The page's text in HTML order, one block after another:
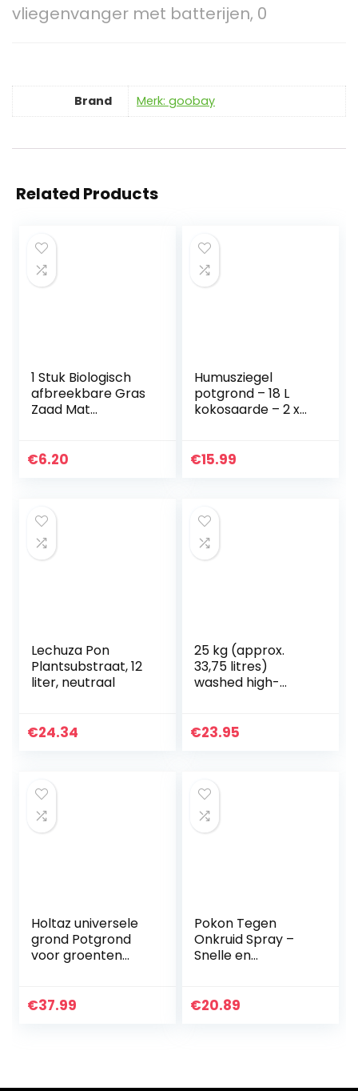
vliegenvanger met batterijen, 0
Brand Merk: goobay
Related Products
1 Stuk Biologisch
afbreekbare Gras
Zaad Mat
Gazon Achtertuin
€6.20
Humusziegel
potgrond – 18 L
kokosaarde – 2 x
natuurlijk & turf vrij
€15.99
Lechuza Pon
Plantsubstraat, 12
liter, neutraal
€24.34
25 kg (approx.
33,75 litres)
washed high-
substrate cactus
€23.95
Holtaz universele
grond Potgrond
voor groenten
Tuingrond met
€37.99
Pokon Tegen
Onkruid Spray –
Snelle en
Binnen 1 uur
€20.89